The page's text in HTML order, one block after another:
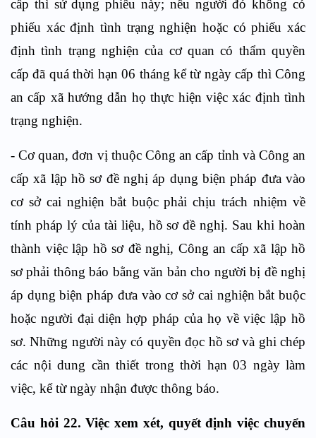
cấp thì sử dụng phiếu này; nếu người đó không có
phiếu xác định tình trạng nghiện hoặc có phiếu xác
định tình trạng nghiện của cơ quan có thẩm quyền
cấp đã quá thời hạn 06 tháng kể từ ngày cấp thì Công
an cấp xã hướng dẫn họ thực hiện việc xác định tình
trạng nghiện.
- Cơ quan, đơn vị thuộc Công an cấp tỉnh và Công an
cấp xã lập hồ sơ đề nghị áp dụng biện pháp đưa vào
cơ sở cai nghiện bắt buộc phải chịu trách nhiệm về
tính pháp lý của tài liệu, hồ sơ đề nghị. Sau khi hoàn
thành việc lập hồ sơ đề nghị, Công an cấp xã lập hồ
sơ phải thông báo bằng văn bản cho người bị đề nghị
áp dụng biện pháp đưa vào cơ sở cai nghiện bắt buộc
hoặc người đại diện hợp pháp của họ về việc lập hồ
sơ. Những người này có quyền đọc hồ sơ và ghi chép
các nội dung cần thiết trong thời hạn 03 ngày làm
việc, kể từ ngày nhận được thông báo.
Câu hỏi 22. Việc xem xét, quyết định việc chuyển